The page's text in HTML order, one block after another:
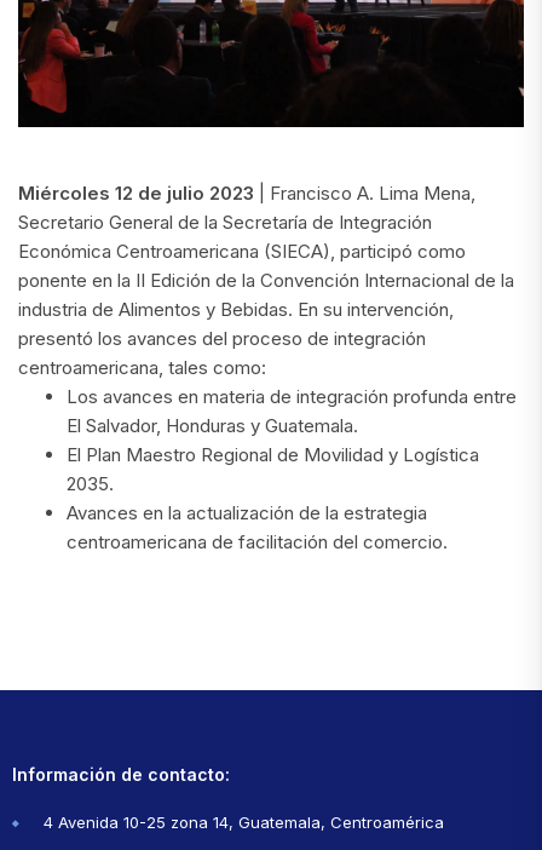
Miércoles 12 de julio 2023 | Francisco A. Lima Mena,
Secretario General de la Secretaría de Integración
Económica Centroamericana (SIECA), participó como
ponente en la II Edición de la Convención Internacional de la
industria de Alimentos y Bebidas. En su intervención,
presentó los avances del proceso de integración
centroamericana, tales como:
Los avances en materia de integración profunda entre
El Salvador, Honduras y Guatemala.
El Plan Maestro Regional de Movilidad y Logística
2035.
Avances en la actualización de la estrategia
centroamericana de facilitación del comercio.
Información de contacto:
4 Avenida 10-25 zona 14, Guatemala, Centroamérica